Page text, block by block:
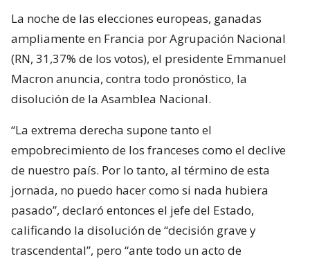
La noche de las elecciones europeas, ganadas
ampliamente en Francia por Agrupación Nacional
(RN, 31,37% de los votos), el presidente Emmanuel
Macron anuncia, contra todo pronóstico, la
disolución de la Asamblea Nacional.
“La extrema derecha supone tanto el
empobrecimiento de los franceses como el declive
de nuestro país. Por lo tanto, al término de esta
jornada, no puedo hacer como si nada hubiera
pasado”, declaró entonces el jefe del Estado,
calificando la disolución de “decisión grave y
trascendental”, pero “ante todo un acto de